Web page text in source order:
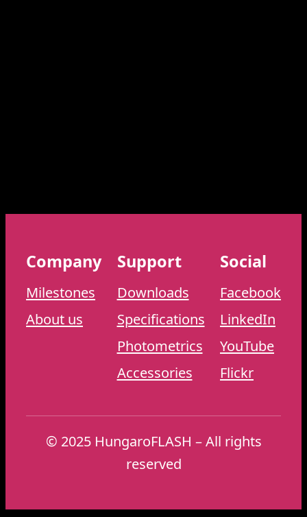
Company
Milestones
About us
Support
Downloads
Specifications
Photometrics
Accessories
Social
Facebook
LinkedIn
YouTube
Flickr
© 2025 HungaroFLASH – All rights
reserved